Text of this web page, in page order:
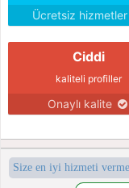
Ücretsiz hizmetler
Ciddi
kaliteli profiller
Onaylı kalite
Size en iyi hizmeti